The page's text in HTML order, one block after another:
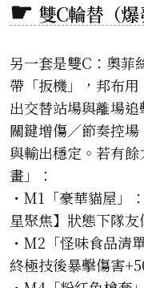
雙C輪替（爆
另一套是雙C：奧菲
帶「扳機」，邦布
出交替站場與離場
關鍵增傷／節奏控
與輸出穩定。若有
畫」：
・M1「豪華貓屋」
星聚焦】狀態下隊友
・M2「怪味食品清
終極技後暴擊傷害